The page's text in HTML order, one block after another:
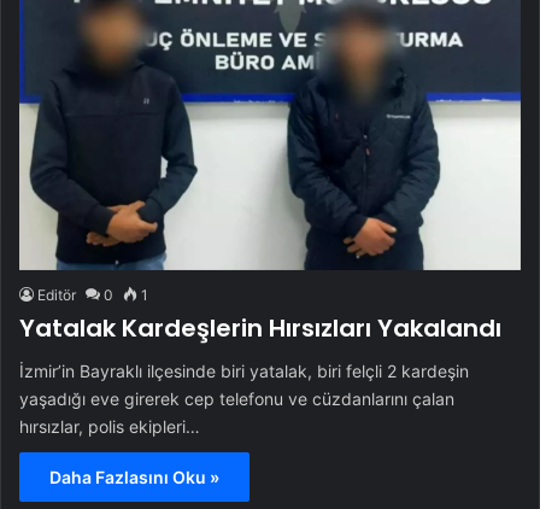
Editör 0 1
Yatalak Kardeşlerin Hırsızları Yakalandı
İzmir’in Bayraklı ilçesinde biri yatalak, biri felçli 2 kardeşin
yaşadığı eve girerek cep telefonu ve cüzdanlarını çalan
hırsızlar, polis ekipleri…
Daha Fazlasını Oku »